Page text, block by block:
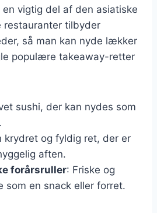
vigtig del af den asiatiske
restauranter tilbyder
så man kan nyde lækker
populære takeaway-retter
sushi, der kan nydes som
krydret og fyldig ret, der er
aften.
forårsruller: Friske og
som en snack eller forret.